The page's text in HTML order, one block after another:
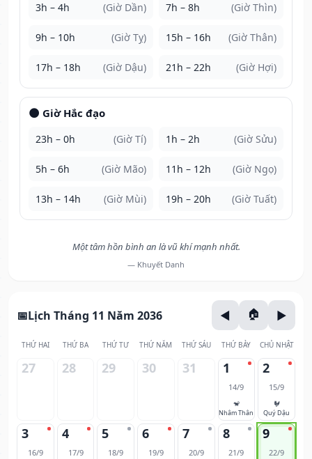
3h – 4h (Giờ Dần) 7h – 8h (Giờ Thìn)
9h – 10h (Giờ Tỵ) 15h – 16h (Giờ Thân)
17h – 18h (Giờ Dậu) 21h – 22h (Giờ Hợi)
🌑 Giờ Hắc đạo
23h – 0h (Giờ Tí) 1h – 2h (Giờ Sửu)
5h – 6h (Giờ Mão) 11h – 12h (Giờ Ngọ)
13h – 14h (Giờ Mùi) 19h – 20h (Giờ Tuất)
Một tâm hồn bình an là vũ khí mạnh nhất.
— Khuyết Danh
Lịch Tháng 11 Năm 2036
THỨ HAI THỨ BA THỨ TƯ THỨ NĂM THỨ SÁU THỨ BẢY CHỦ NHẬT
27 28 29 30 31 1
14/9
🐒
Nhâm Thân
2
15/9
🐓
Quý Dậu
3
16/9
4
17/9
5
18/9
6
19/9
7
20/9
8
21/9
9
22/9